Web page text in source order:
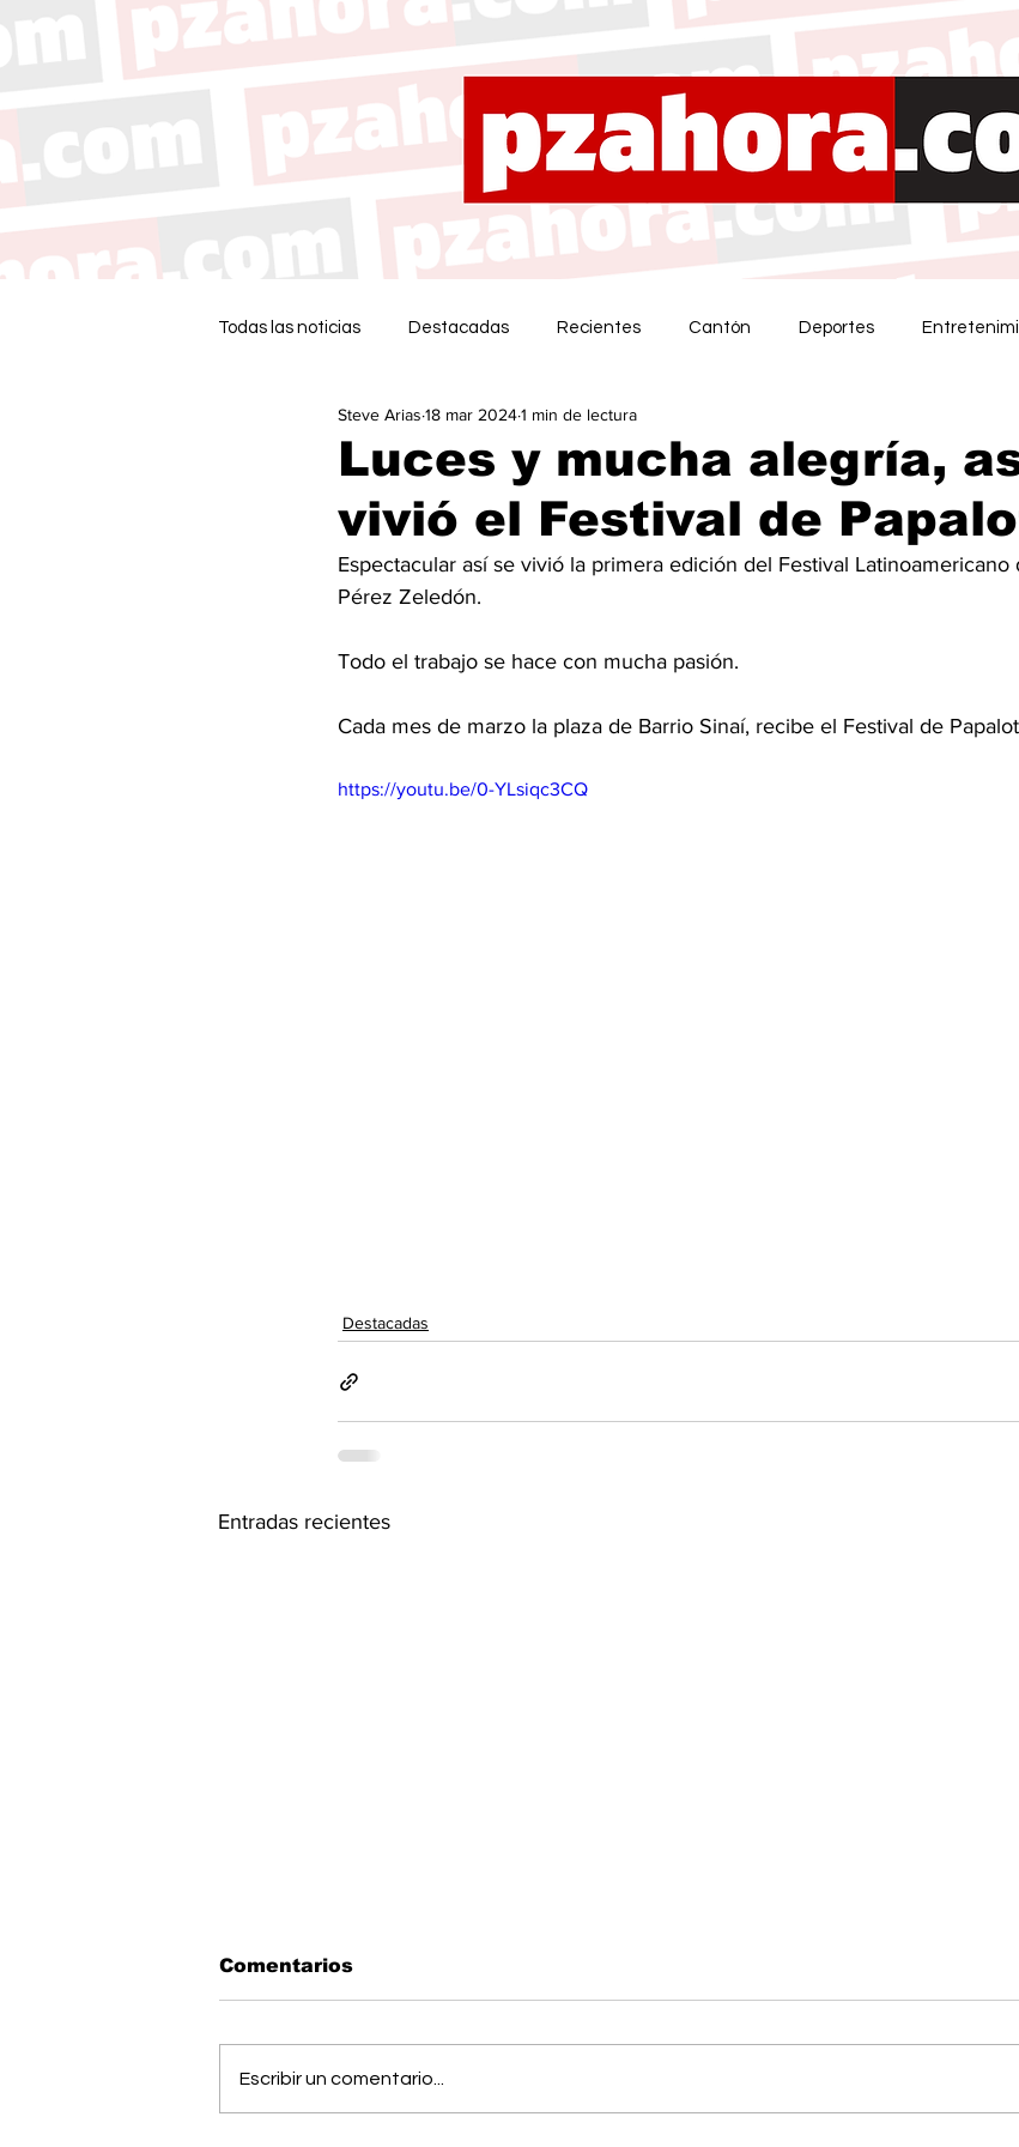
Todas las noticias Destacadas Recientes Cantón Deportes
Luces y mucha alegría,
vivió el Festival de
Steve Arias 18 mar 20241 min de lectura
Espectacular así se vivió la primera edición del Festival Latinoamericano
Pérez Zeledón.
Todo el trabajo se hace con mucha pasión.
Cada mes de marzo la plaza de Barrio Sinaí, recibe el Festival de
https://youtu.be/0-YLsiqc3CQ
Destacadas
Entradas recientes
Comentarios
Escribir un comentario...